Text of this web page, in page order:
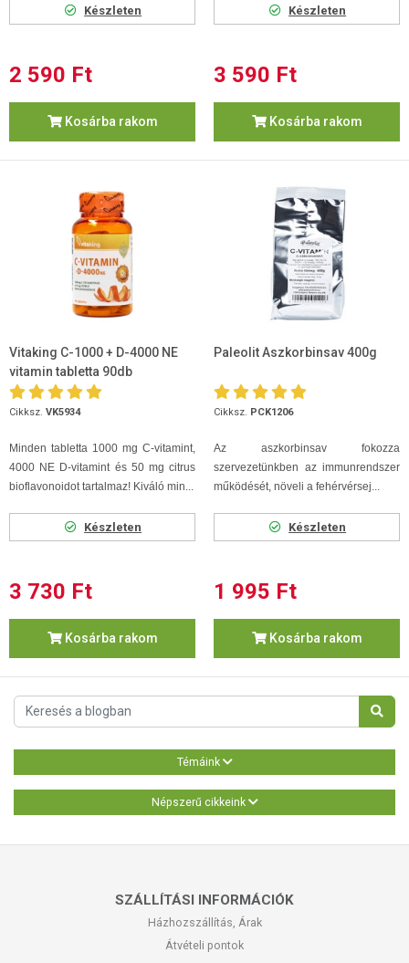
Készleten
2 590 Ft
Kosárba rakom
Készleten
3 590 Ft
Kosárba rakom
Vitaking C-1000 + D-4000 NE
vitamin tabletta 90db
Cikksz. VK5934
Minden tabletta 1000 mg C-vitamint,
4000 NE D-vitamint és 50 mg citrus
bioflavonoidot tartalmaz! Kiváló min...
Készleten
3 730 Ft
Kosárba rakom
Paleolit Aszkorbinsav 400g
Cikksz. PCK1206
Az aszkorbinsav fokozza
szervezetünkben az immunrendszer
működését, növeli a fehérvérsej...
Készleten
1 995 Ft
Kosárba rakom
Témáink
Népszerű cikkeink
SZÁLLÍTÁSI INFORMÁCIÓK
Házhozszállítás, Árak
Átvételi pontok